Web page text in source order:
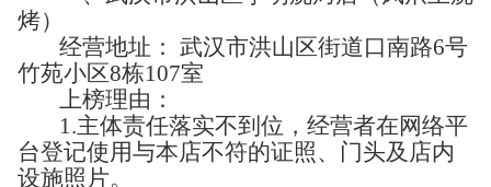
烤）
经营地址： 武汉市洪山区街道口南路6号
竹苑小区8栋107室
上榜理由：
1.主体责任落实不到位，经营者在网络平
台登记使用与本店不符的证照、门头及店内
设施照片。